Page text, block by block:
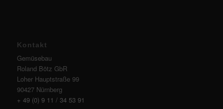
Kontakt
Gemüsebau
Roland Bötz GbR
Loher Hauptstraße 99
90427 Nürnberg
+ 49 (0) 9 11 / 34 53 91